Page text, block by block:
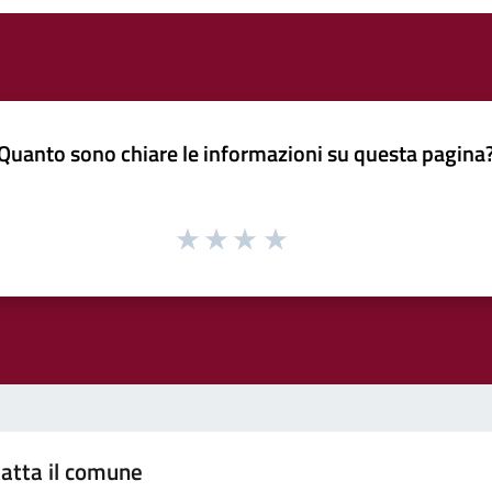
sono chiare le informazioni su questa
il comune